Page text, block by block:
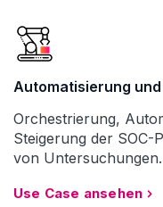
Automatisierung
Orchestrierung,
Steigerung der SOC-
von Untersuchungen.
Use Case ansehen